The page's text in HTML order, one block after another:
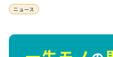
ニュース